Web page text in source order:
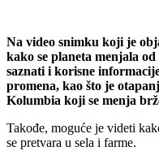
Na video snimku koji je
kako se planeta menjala
saznati i korisne
promena, kao što je
Kolumbia koji se menja
Takođe, moguće je videti
se pretvara u sela i farme.